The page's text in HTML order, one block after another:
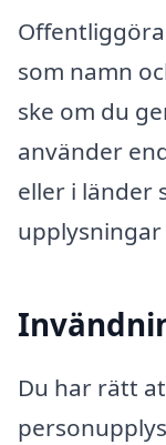
som namn
ske om du
använder
eller i länder
Du har rätt